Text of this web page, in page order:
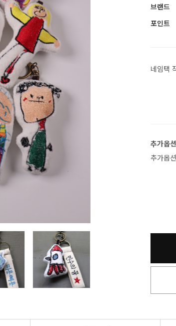
브랜드
포인트
네임택
추가옵션
추가옵